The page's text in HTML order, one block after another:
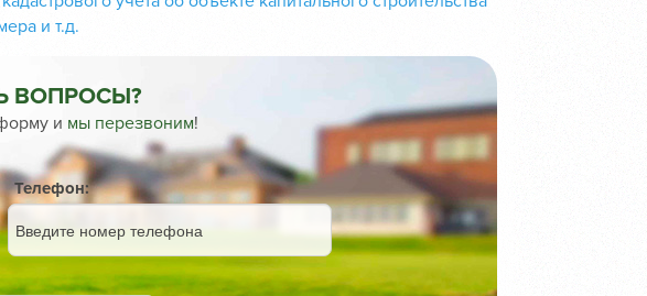
и т.д.
ВОПРОСЫ?
и мы перезвоним!
Телефон: